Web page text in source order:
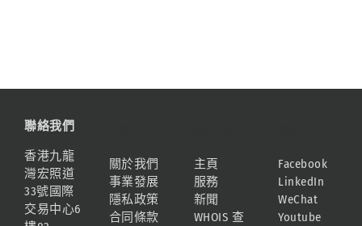
聯絡我們
香港九龍
灣宏照道
33號國際
交易中心6
關於我們
事業發展
隱私政策
合同條款
主頁
服務
新聞
WHOIS 查
Facebook
LinkedIn
WeChat
Youtube